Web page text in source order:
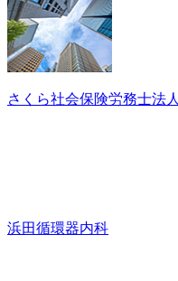
さくら社会保険労務士法人
浜田循環器内科